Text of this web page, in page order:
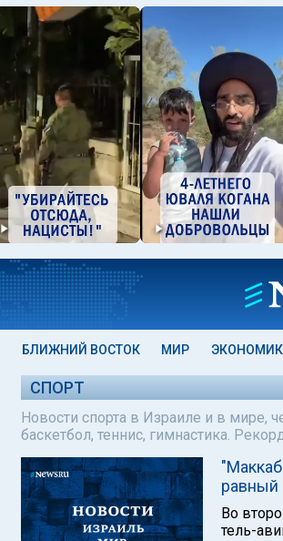
БЛИЖНИЙ ВОСТОК МИР
СПОРТ
Новости спорта в Израиле и в мире,
баскетбол, теннис, гимнастика.
равный
Во
тель-